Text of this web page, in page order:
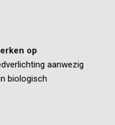
op
aanwezig
biologisch